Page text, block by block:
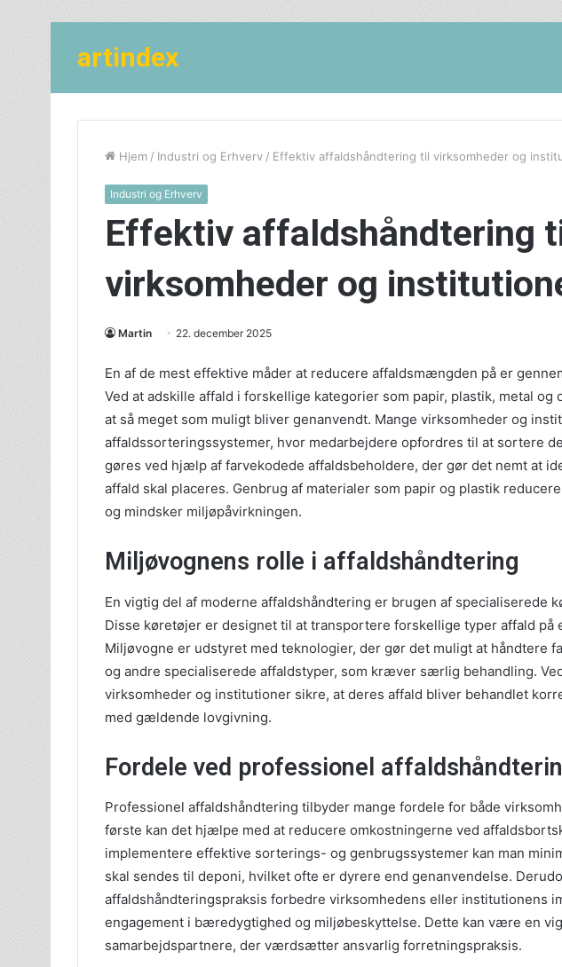
artindex
Hjem / Industri og Erhverv / Effektiv affaldshåndtering til virksomheder og
Industri og Erhverv
Effektiv affaldshåndtering
virksomheder og
Martin 22. december 2025
En af de mest effektive måder at reducere affaldsmængden på er
Ved at adskille affald i forskellige kategorier som papir, plastik, metal og
at så meget som muligt bliver genanvendt. Mange virksomheder og
affaldssorteringssystemer, hvor medarbejdere opfordres til at sortere
gøres ved hjælp af farvekodede affaldsbeholdere, der gør det nemt at
affald skal placeres. Genbrug af materialer som papir og plastik
og mindsker miljøpåvirkningen.
Miljøvognens rolle i affaldshåndtering
En vigtig del af moderne affaldshåndtering er brugen af specialiserede
Disse køretøjer er designet til at transportere forskellige typer affald på
Miljøvogne er udstyret med teknologier, der gør det muligt at håndtere
og andre specialiserede affaldstyper, som kræver særlig behandling.
virksomheder og institutioner sikre, at deres affald bliver behandlet
med gældende lovgivning.
Fordele ved professionel
Professionel affaldshåndtering tilbyder mange fordele for både
første kan det hjælpe med at reducere omkostningerne ved
implementere effektive sorterings- og genbrugssystemer kan man
skal sendes til deponi, hvilket ofte er dyrere end genanvendelse.
affaldshåndteringspraksis forbedre virksomhedens eller institutionens
engagement i bæredygtighed og miljøbeskyttelse. Dette kan være en
samarbejdspartnere, der værdsætter ansvarlig forretningspraksis.